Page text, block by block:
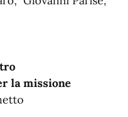
la missione